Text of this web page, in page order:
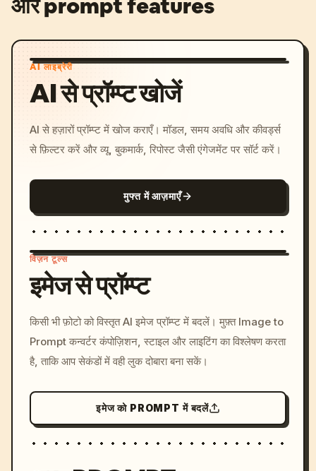
और prompt features
AI लाइब्रेरी
AI से प्रॉम्प्ट खोजें
AI से हज़ारों प्रॉम्प्ट में खोज कराएँ। मॉडल, समय अवधि और कीवर्ड्स
से फ़िल्टर करें और व्यू, बुकमार्क, रिपोस्ट जैसी एंगेजमेंट पर सॉर्ट करें।
मुफ्त में आज़माएँ
c, cyberpunk sunset, neon
colors, 8k --v 6.0
विज़न टूल्स
इमेज से प्रॉम्प्ट
किसी भी फ़ोटो को विस्तृत AI इमेज प्रॉम्प्ट में बदलें। मुफ़्त Image to
Prompt कन्वर्टर कंपोज़िशन, स्टाइल और लाइटिंग का विश्लेषण करता
है, ताकि आप सेकंडों में वही लुक दोबारा बना सकें।
इमेज को PROMPT में बदलें